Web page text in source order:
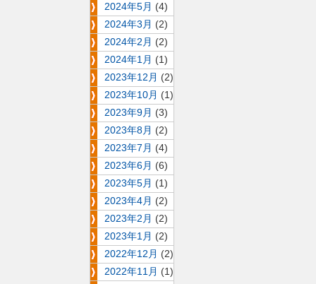
2024年5月 (4)
2024年3月 (2)
2024年2月 (2)
2024年1月 (1)
2023年12月 (2)
2023年10月 (1)
2023年9月 (3)
2023年8月 (2)
2023年7月 (4)
2023年6月 (6)
2023年5月 (1)
2023年4月 (2)
2023年2月 (2)
2023年1月 (2)
2022年12月 (2)
2022年11月 (1)